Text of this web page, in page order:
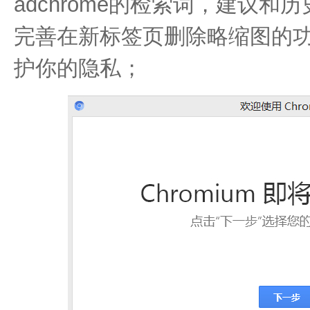
完善在新标签页删除略缩图的
护你的隐私；